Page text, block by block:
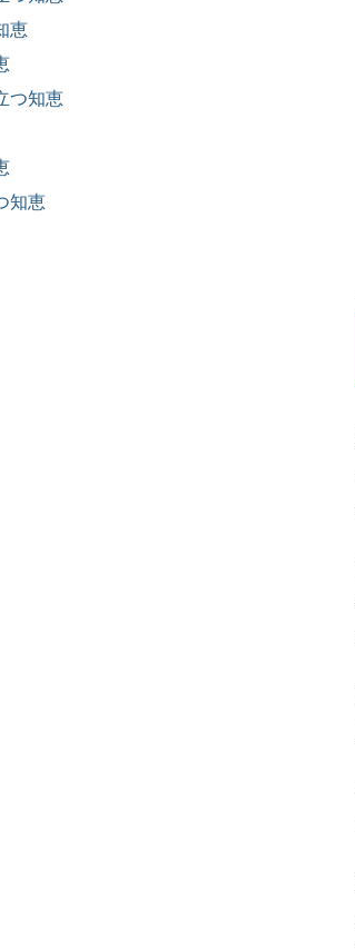
恵
つ知恵
知恵